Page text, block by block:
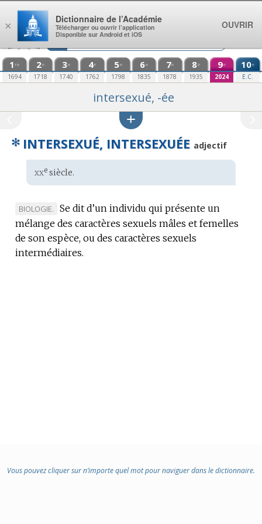
Aller au contenu
1 re
1694
2e
1718
3e
1740
4e
1762
5e
1798
6e
1835
7e
1878
8e
1935
9e
2024
10e
E.C.
intersexué, -ée
✻ INTERSEXUÉ, INTERSEXUÉE adjectif
Étymologie
:
xxesiècle.
MARQUE
DE
DOMAINE
:
BIOLOGIE.
Se dit d’un individu qui présente un
mélange des caractères sexuels mâles et femelles
de son espèce, ou des caractères sexuels
intermédiaires.
Vous pouvez cliquer sur n’importe quel mot pour naviguer dans le dictionnaire.
×
Dictionnaire de l’Académie
Télécharger ou ouvrir l’application
Disponible sur Android et iOS
OUVRIR